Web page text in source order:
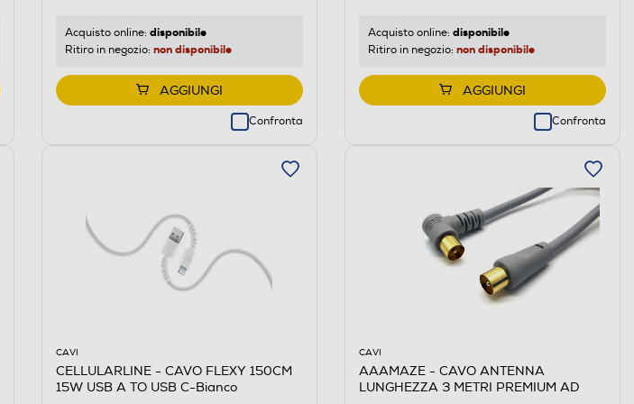
Acquisto online: disponibile
Ritiro in negozio: non disponibile
AGGIUNGI
Confronta
Acquisto online: disponibile
Ritiro in negozio: non disponibile
AGGIUNGI
Confronta
CAVI
CELLULARLINE - CAVO FLEXY 150CM
15W USB A TO USB C-Bianco
CAVI
AAAMAZE - CAVO ANTENNA
LUNGHEZZA 3 METRI PREMIUM AD